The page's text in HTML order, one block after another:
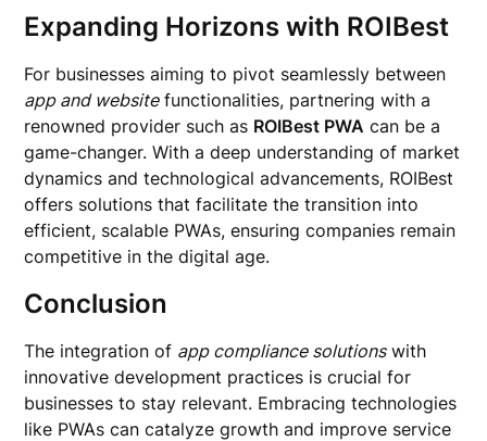
Expanding Horizons with ROIBest
For businesses aiming to pivot seamlessly between
app and websitefunctionalities, partnering with a
renowned provider such as ROIBest PWA can be a
game-changer. With a deep understanding of market
dynamics and technological advancements, ROIBest
offers solutions that facilitate the transition into
efficient, scalable PWAs, ensuring companies remain
competitive in the digital age.
Conclusion
The integration of app compliance solutionswith
innovative development practices is crucial for
businesses to stay relevant. Embracing technologies
like PWAs can catalyze growth and improve service